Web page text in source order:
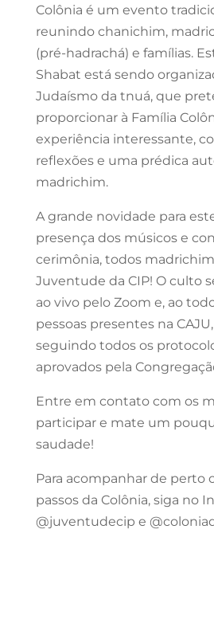
Colônia é um evento
reunindo chanichim,
(pré-hadrachá) e famílias.
Shabat está sendo
Judaísmo da tnuá, que
proporcionar à Família
experiência interessante,
reflexões e uma prédica
madrichim.
A grande novidade para
presença dos músicos e
cerimônia, todos
Juventude da CIP! O culto
ao vivo pelo Zoom e, ao
pessoas presentes na
seguindo todos os
aprovados pela
Entre em contato com os
participar e mate um
saudade!
Para acompanhar de perto
passos da Colônia, siga no
@juventudecip e